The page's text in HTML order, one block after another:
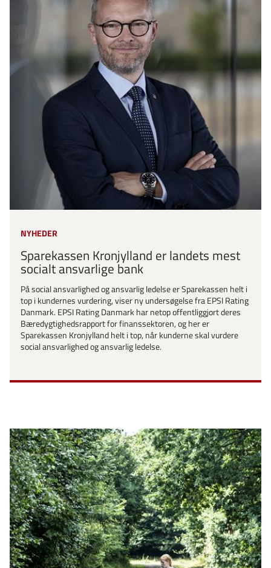
NYHEDER
Sparekassen Kronjylland er landets mest
socialt ansvarlige bank
På social ansvarlighed og ansvarlig ledelse er Sparekassen helt i
top i kundernes vurdering, viser ny undersøgelse fra EPSI Rating
Danmark. EPSI Rating Danmark har netop offentliggjort deres
Bæredygtighedsrapport for finanssektoren, og her er
Sparekassen Kronjylland helt i top, når kunderne skal vurdere
social ansvarlighed og ansvarlig ledelse.